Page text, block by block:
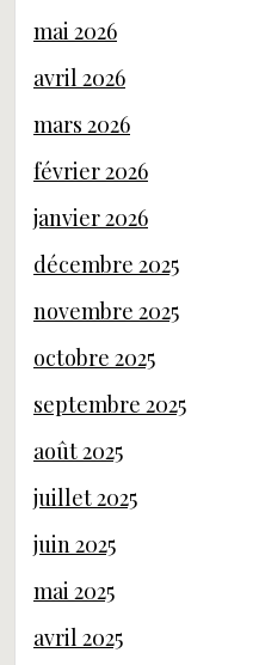
mai 2026
avril 2026
mars 2026
février 2026
janvier 2026
décembre 2025
novembre 2025
octobre 2025
septembre 2025
août 2025
juillet 2025
juin 2025
mai 2025
avril 2025